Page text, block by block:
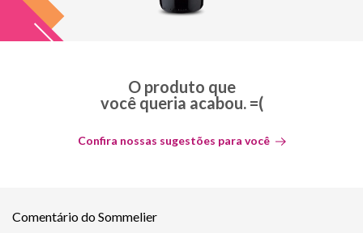
O produto que
você queria acabou. =(
Confira nossas sugestões para você
Comentário do Sommelier